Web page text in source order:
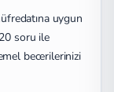
uygun
soru ile
becerilerinizi